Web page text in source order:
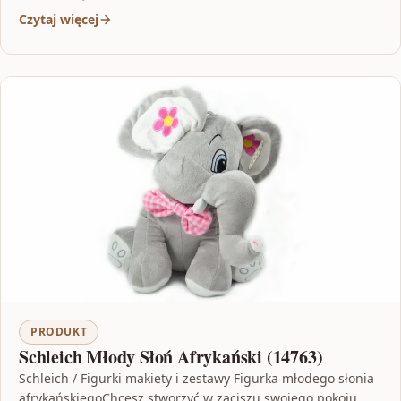
Czytaj więcej
PRODUKT
Schleich Młody Słoń Afrykański (14763)
Schleich / Figurki makiety i zestawy Figurka młodego słonia